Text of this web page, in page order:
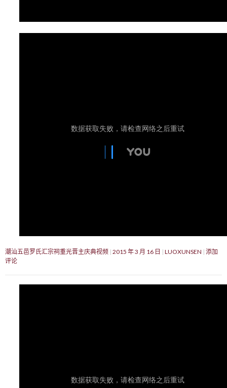
潮汕五邑罗氏汇宗祠重光晋主庆典视频 2015 年 3 月 16 日 LUOXUNSEN 添加
评论